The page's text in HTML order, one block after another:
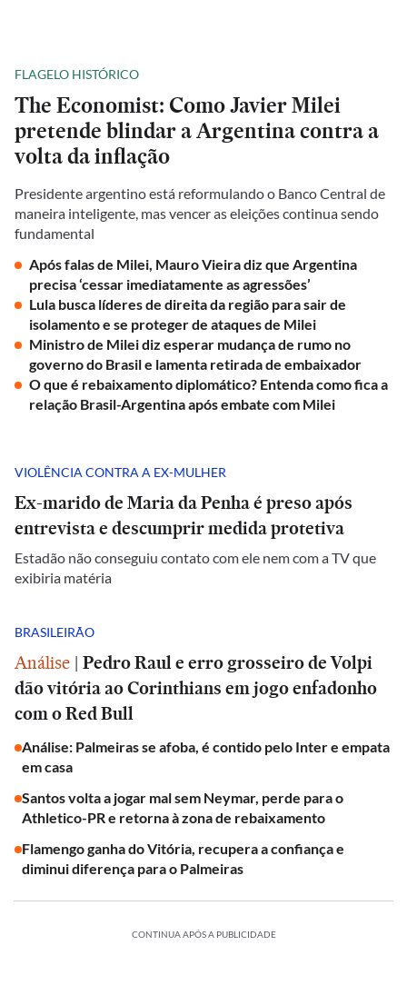
FLAGELO HISTÓRICO
The Economist: Como Javier Milei
pretende blindar a Argentina contra a
volta da inflação
Presidente argentino está reformulando o Banco Central de
maneira inteligente, mas vencer as eleições continua sendo
fundamental
Após falas de Milei, Mauro Vieira diz que Argentina
precisa ‘cessar imediatamente as agressões’
Lula busca líderes de direita da região para sair de
isolamento e se proteger de ataques de Milei
Ministro de Milei diz esperar mudança de rumo no
governo do Brasil e lamenta retirada de embaixador
O que é rebaixamento diplomático? Entenda como fica a
relação Brasil-Argentina após embate com Milei
VIOLÊNCIA CONTRA A EX-MULHER
Ex-marido de Maria da Penha é preso após
entrevista e descumprir medida protetiva
Estadão não conseguiu contato com ele nem com a TV que
exibiria matéria
BRASILEIRÃO
Análise | Pedro Raul e erro grosseiro de Volpi
dão vitória ao Corinthians em jogo enfadonho
com o Red Bull
Análise: Palmeiras se afoba, é contido pelo Inter e empata
em casa
Santos volta a jogar mal sem Neymar, perde para o
Athletico-PR e retorna à zona de rebaixamento
Flamengo ganha do Vitória, recupera a confiança e
diminui diferença para o Palmeiras
CONTINUA APÓS A PUBLICIDADE